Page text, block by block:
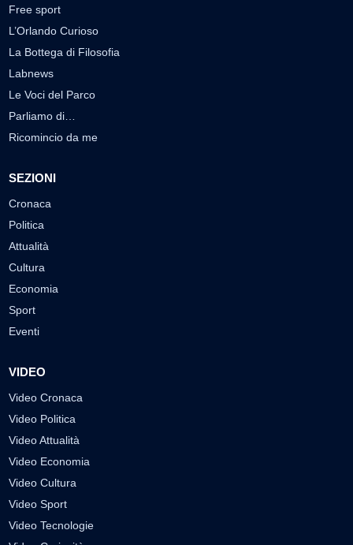
Free sport
L’Orlando Curioso
La Bottega di Filosofia
Labnews
Le Voci del Parco
Parliamo di…
Ricomincio da me
SEZIONI
Cronaca
Politica
Attualità
Cultura
Economia
Sport
Eventi
VIDEO
Video Cronaca
Video Politica
Video Attualità
Video Economia
Video Cultura
Video Sport
Video Tecnologie